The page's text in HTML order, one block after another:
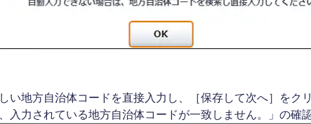
い地方自治体コードを直接入力し、［保存して次へ］をク
入力されている地方自治体コードが一致しません。」の確